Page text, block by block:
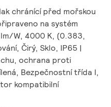
chránící před mořskou
na systém
lm/W, 4000 K, (0.383,
Čirý, Sklo, IP65 |
ochrana proti
Bezpečnostní třída I,
kompatibilní